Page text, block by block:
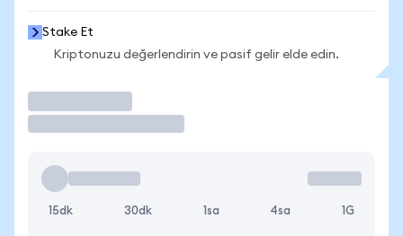
Stake Et
Kriptonuzu değerlendirin ve pasif gelir elde edin.
15dk 30dk 1sa 4sa 1G